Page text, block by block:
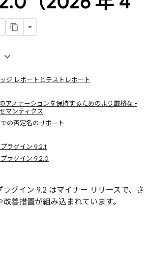
ジ レポートとテストレポート
アノテーションを保持するためのより厳格な -
マンティクス
の否定名のサポート
ラグイン 9.2.1
ラグイン 9.2.0
グイン 9.2 はマイナー リリースで、さ
善措置が組み込まれています。